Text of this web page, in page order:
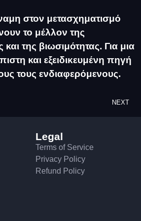
στον μετασχηματισμό
το μέλλον της
της βιωσιμότητας. Για μια
και εξειδικευμένη πηγή
τους ενδιαφερόμενους.
NEXT
Legal
Terms of Service
Privacy Policy
Refund Policy